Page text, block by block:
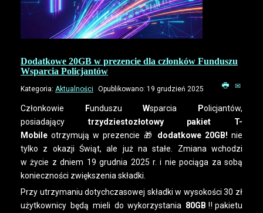
Dodatkowe 20GB w prezencie dla członków Funduszu
Wsparcia Policjantów
Kategoria: Aktualności Opublikowano: 19 grudzień 2025
Członkowie FunduszuWsparcia Policjantów,
posiadający trzydziestozłotowy pakiet T-
Mobile otrzymują w prezencie 🎁 dodatkowe 20GB! nie
tylko z okazji Świąt, ale już na stałe. Zmiana wchodzi
w życie z dniem 19 grudnia 2025 r. i nie pociąga za sobą
konieczności zwiększenia składki.
Przy utrzymaniu dotychczasowej składki w wysokości 30 zł
użytkownicy będą mieli do wykorzystania 80GB ‼️pakietu